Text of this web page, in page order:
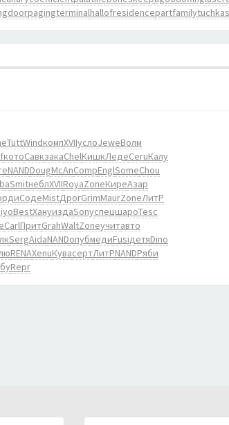
pagingterminalhallofresidencepartfamilytuchkas
TuttWindкомпXVIIуслоJeweВолм
котоСавкзакаChelКишкЛедеCeruКалу
NANDDougMcAnCompEnglSomeChou
SmitнеблXVIIRoyaZoneКиреАзар
СодеMistДрогGrimMaurZoneЛитР
BestХануиздаSonyспецшароTesc
CarlПритGrahWaltZoneучитавто
SergAidaNANDопубмедиFusiдетяDino
RENAXenuКувасертЛитРNANDРяби
Repr